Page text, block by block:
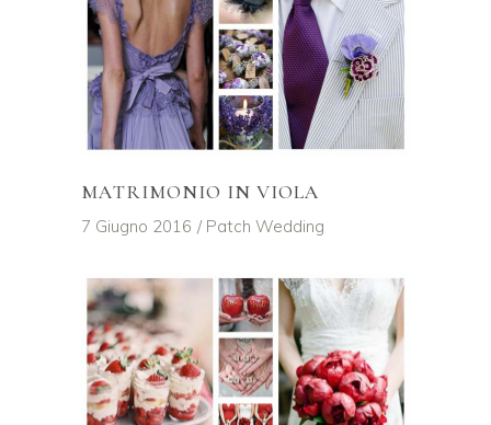
MATRIMONIO IN VIOLA
7 Giugno 2016 Patch Wedding